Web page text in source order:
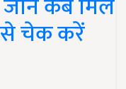
चेक करें